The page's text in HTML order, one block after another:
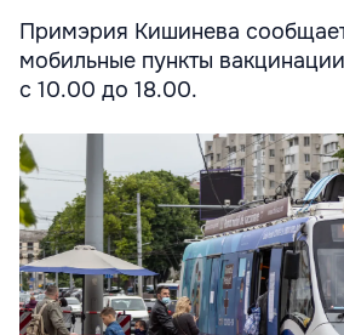
Примэрия Кишинева
мобильные пункты
с 10.00 до 18.00.